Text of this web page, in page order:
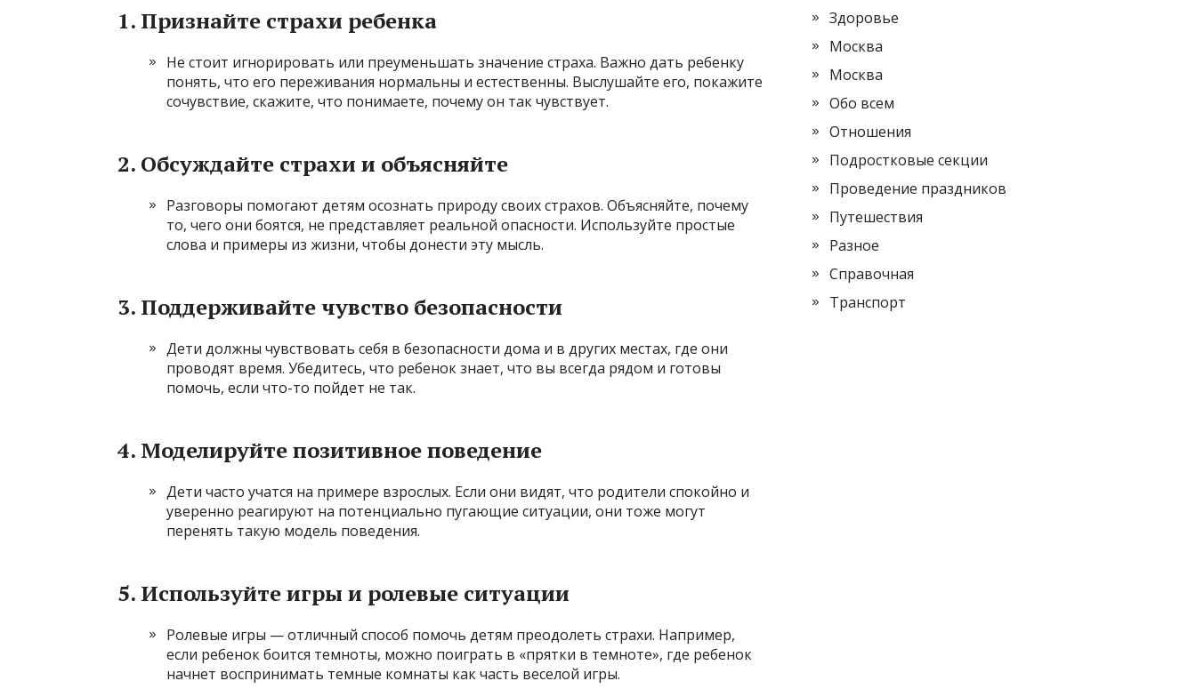
1. Признайте страхи ребенка
Не стоит игнорировать или преуменьшать значение страха. Важно дать ребенку
понять, что его переживания нормальны и естественны. Выслушайте его, покажите
сочувствие, скажите, что понимаете, почему он так чувствует.
2. Обсуждайте страхи и объясняйте
Разговоры помогают детям осознать природу своих страхов. Объясняйте, почему
то, чего они боятся, не представляет реальной опасности. Используйте простые
слова и примеры из жизни, чтобы донести эту мысль.
3. Поддерживайте чувство безопасности
Дети должны чувствовать себя в безопасности дома и в других местах, где они
проводят время. Убедитесь, что ребенок знает, что вы всегда рядом и готовы
помочь, если что-то пойдет не так.
4. Моделируйте позитивное поведение
Дети часто учатся на примере взрослых. Если они видят, что родители спокойно и
уверенно реагируют на потенциально пугающие ситуации, они тоже могут
перенять такую модель поведения.
5. Используйте игры и ролевые ситуации
Ролевые игры — отличный способ помочь детям преодолеть страхи. Например,
если ребенок боится темноты, можно поиграть в «прятки в темноте», где ребенок
начнет воспринимать темные комнаты как часть веселой игры.
Здоровье
Москва
Москва
Обо всем
Отношения
Подростковые секции
Проведение праздников
Путешествия
Разное
Справочная
Транспорт